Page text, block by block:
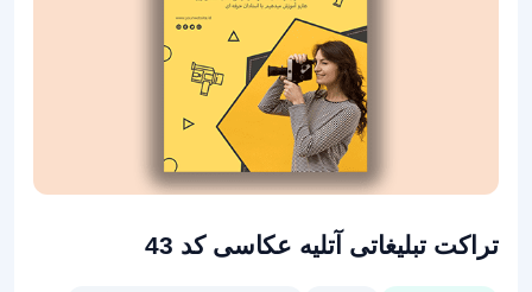
تراکت تبلیغاتی آتلیه عکاسی کد 43